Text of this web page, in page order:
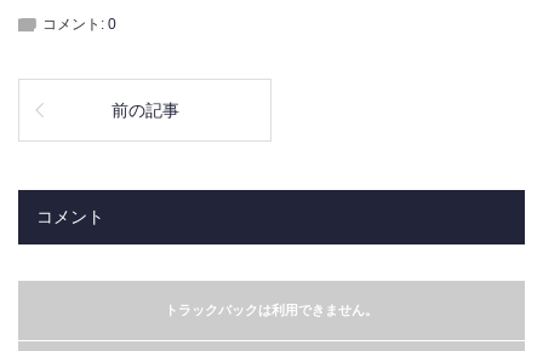
コメント: 0
前の記事
コメント
トラックバックは利用できません。